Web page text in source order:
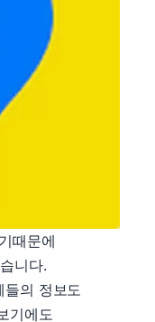
때문에
니다.
들의 정보도
기에도